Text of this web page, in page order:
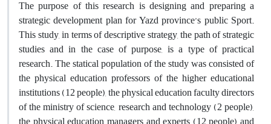
The purpose of this research is designing and preparing a
strategic development plan for Yazd province’s public Sport.
This study, in terms of descriptive strategy, the path of strategic
studies and in the case of purpose, is a type of practical
research. The statical population of the study was consisted of
the physical education professors of the higher educational
institutions (12 people), the physical education faculty directors
of the ministry of science, research and technology (2 people),